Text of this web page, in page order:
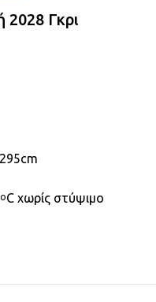
2028 Γκρι
οC χωρίς στύψιμο